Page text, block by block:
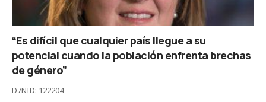
“Es difícil que cualquier país llegue a su
potencial cuando la población enfrenta brechas
de género”
D7NID: 122204